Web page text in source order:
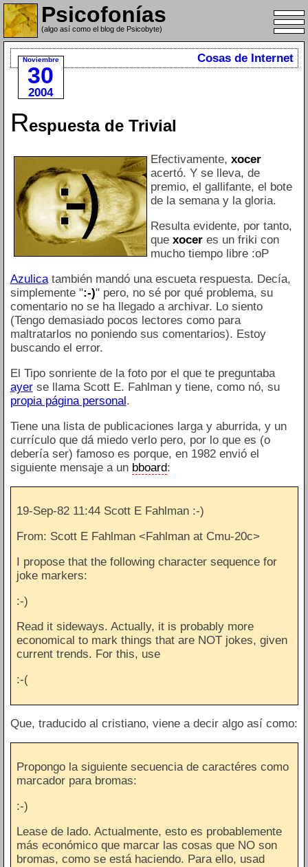
Psicofonías
(algo así como el blog de Psicobyte)
Noviembre
30
2004
Cosas de Internet
Respuesta de Trivial
Efectivamente, xocer
acertó. Y se lleva, de
premio, el gallifante, el bote
de la semana y la gloria.
Resulta evidente, por tanto,
que xoceres un friki con
mucho tiempo libre :oP
Azulicatambién mandó una escueta respuesta. Decía,
simplemente ":-)" pero, no sé por qué problema, su
comentario no se ha llegado a archivar. Lo siento
(Tengo demasiado pocos lectores como para
maltratarlos no poniendo sus comentarios). Estoy
buscando el error.
El Tipo sonriente de la foto por el que te preguntaba
ayerse llama Scott E. Fahlman y tiene, como nó, su
propia página personal.
Tiene una lista de publicaciones larga y aburrida, y un
currículo que dá miedo verlo pero, por lo que es (o
debería ser) famoso es porque, en 1982 envió el
siguiente mensaje a un bboard:
19-Sep-82 11:44 Scott E Fahlman :-)
From: Scott E Fahlman <Fahlman at Cmu-20c>
I propose that the following character sequence for
joke markers:
:-)
Read it sideways. Actually, it is probably more
economical to mark things that are NOT jokes, given
current trends. For this, use
:-(
Que, traducido al cristiano, viene a decir algo así como:
Propongo la siguiente secuencia de caractéres como
marcador para bromas:
:-)
Lease de lado. Actualmente, esto es probablemente
más económico que marcar las cosas que NO son
bromas, como se está haciendo. Para ello, usad